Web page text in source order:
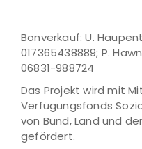
Bonverkauf: U.
017365438889; P.
06831-988724
Das Projekt wird mit
Verfügungsfonds
von Bund, Land und
gefördert.